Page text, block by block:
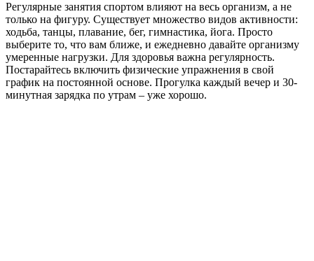
Регулярные занятия спортом влияют на весь организм, а не
только на фигуру. Существует множество видов активности:
ходьба, танцы, плавание, бег, гимнастика, йога. Просто
выберите то, что вам ближе, и ежедневно давайте организму
умеренные нагрузки. Для здоровья важна регулярность.
Постарайтесь включить физические упражнения в свой
график на постоянной основе. Прогулка каждый вечер и 30-
минутная зарядка по утрам – уже хорошо.